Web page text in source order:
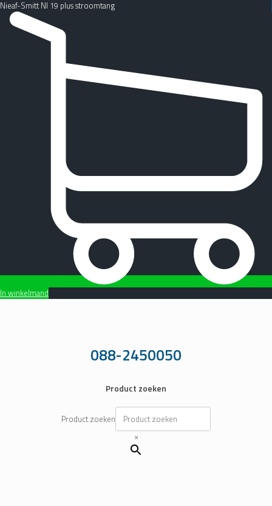
Nieaf-Smitt NI 19 plus stroomtang
In winkelmand
088-2450050
Product zoeken
Product zoeken
×